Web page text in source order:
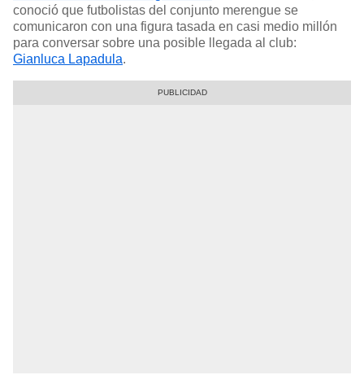
conoció que futbolistas del conjunto merengue se
comunicaron con una figura tasada en casi medio millón
para conversar sobre una posible llegada al club:
Gianluca Lapadula.